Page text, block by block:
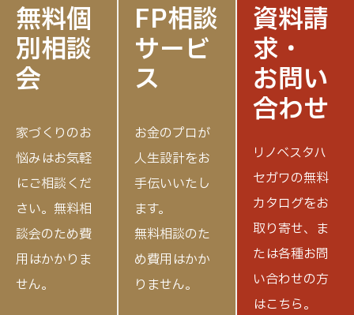
無料個
別相談
会
家づくりのお
悩みはお気軽
にご相談くだ
さい。 無料相
談会のため費
用はかかりま
せん。
FP相談
サービ
ス
お金のプロが
人生設計をお
手伝いいたし
ます。
無料相談のた
め費用はかか
りません。
資料請
求・
お問い
合わせ
リノベスタハ
セガワの無料
カタログをお
取り寄せ、 ま
たは各種お問
い合わせの方
はこちら。